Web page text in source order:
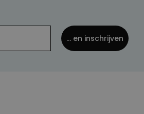
... en inschrijven